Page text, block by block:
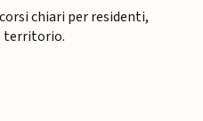
chiari per residenti,
territorio.